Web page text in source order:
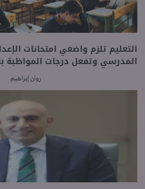
التعليم تلزم واضعي امتحانات
المدرسي وتفعل درجات المواظبة
روان إبراهيم